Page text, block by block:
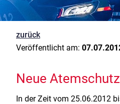
zurück
Veröffentlicht am:
Neue
In der Zeit vom 25.06.2012